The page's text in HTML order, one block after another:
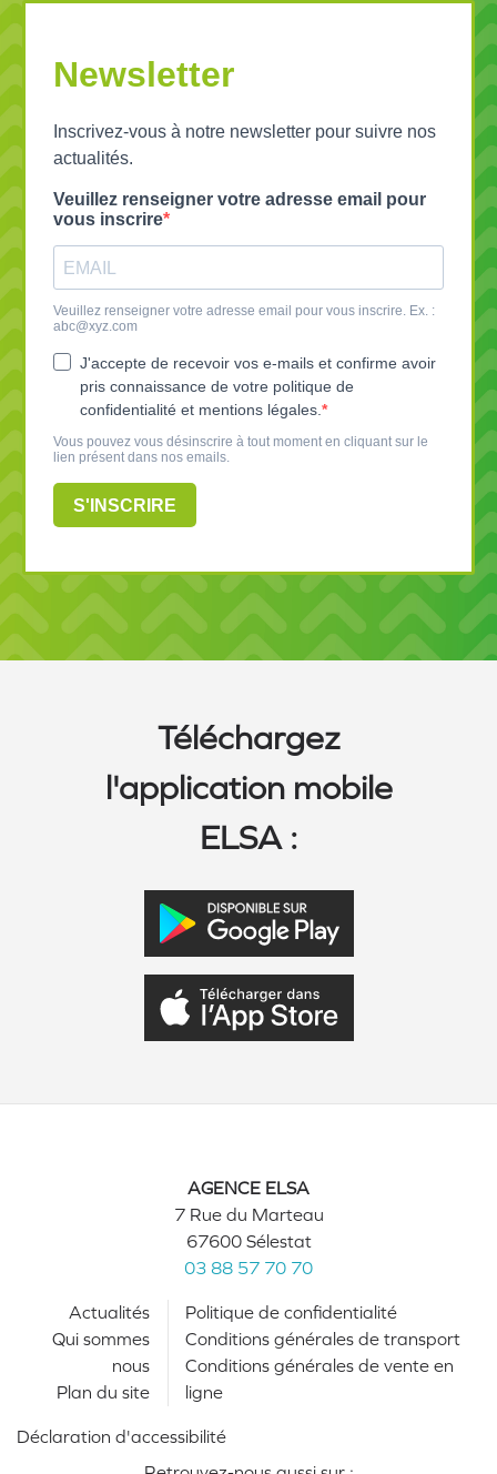
Téléchargez
l'application mobile
ELSA :
AGENCE ELSA
7 Rue du Marteau
67600 Sélestat
03 88 57 70 70
Actualités
Qui sommes
nous
Plan du site
Politique de confidentialité
Conditions générales de transport
Conditions générales de vente en
ligne
Déclaration d'accessibilité